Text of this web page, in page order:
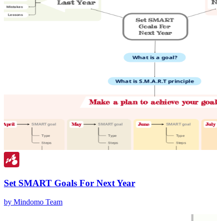
Set SMART Goals For Next Year
by Mindomo Team